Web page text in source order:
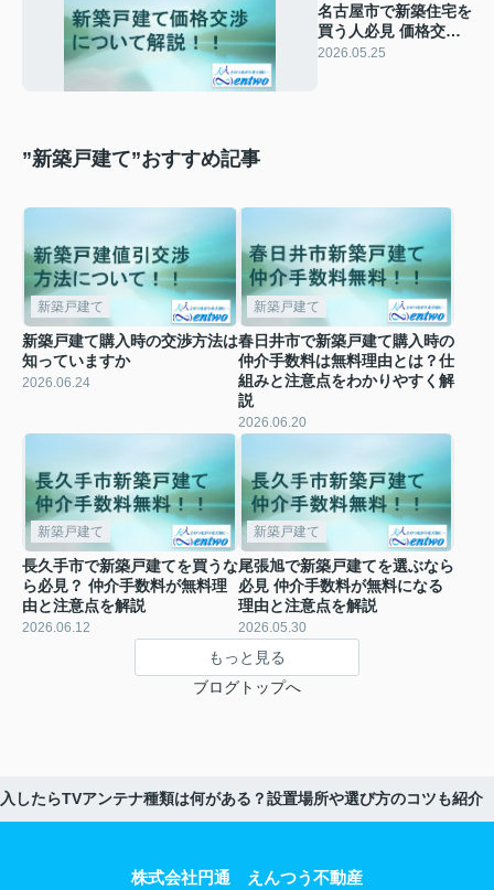
名古屋市で新築住宅を
買う人必見 価格交渉
のコツを初心者向けに
2026.05.25
”新築戸建て”おすすめ記事
新築戸建て
新築戸建て購入時の交渉方法は
知っていますか
2026.06.24
新築戸建て
春日井市で新築戸建て購入時の
仲介手数料は無料理由とは？仕
組みと注意点をわかりやすく解
説
2026.06.20
新築戸建て
長久手市で新築戸建てを買うな
ら必見？ 仲介手数料が無料理
由と注意点を解説
2026.06.12
新築戸建て
尾張旭で新築戸建てを選ぶなら
必見 仲介手数料が無料になる
理由と注意点を解説
2026.05.30
もっと見る
ブログトップへ
したらTVアンテナ種類は何がある？設置場所や選び方のコツも紹介
株式会社円通 えんつう不動産